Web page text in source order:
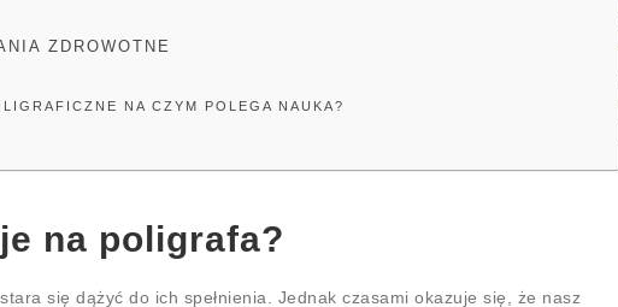
ZDROWOTNE
NA CZYM POLEGA NAUKA?
na poligrafa?
się dążyć do ich spełnienia. Jednak czasami okazuje się, że nasz